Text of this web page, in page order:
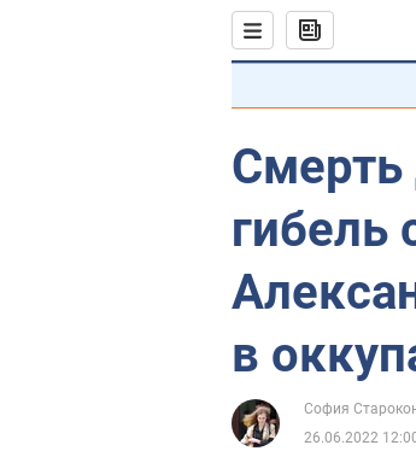
Смерть
гибель
в
София
26.06.2022